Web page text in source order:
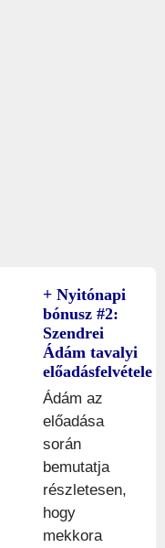
+ Nyitónapi
bónusz #2:
Szendrei
Ádám tavalyi
előadásfelvétele
Ádám az
előadása
során
bemutatja
részletesen,
hogy
mekkora